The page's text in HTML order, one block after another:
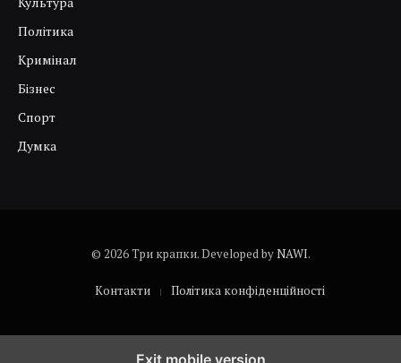
Політика
Кримінал
Бізнес
Спорт
Думка
© 2026 Три крапки. Developed byNAWI.
Контакти Політика конфіденційності
Exit mobile version